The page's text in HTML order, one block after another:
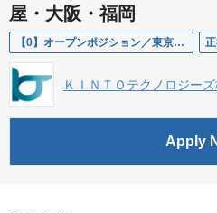
屋・大阪・福岡
【0】オープンポジション／東京・名古屋・大阪・福岡
ＫＩＮＴＯテクノロジー
Apply